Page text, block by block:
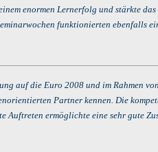
enormen Lernerfolg und stärkte das
funktionierten ebenfalls
auf die Euro 2008 und im Rahmen von
Partner kennen. Die
Auftreten ermöglichte eine sehr gute